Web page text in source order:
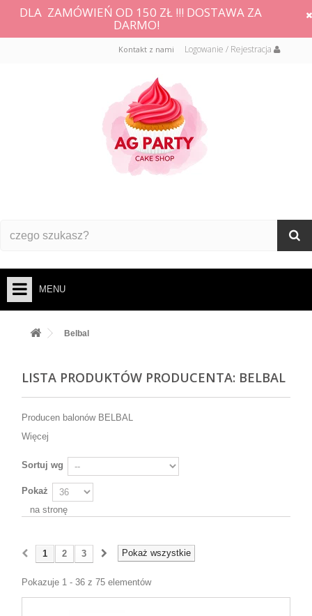
DLA ZAMÓWIEŃ OD 150 ZŁ !!! DOSTAWA ZA
DARMO!
Logowanie / Rejestracja
Kontakt z nami
MENU
I DODATKI SPOŻYWCZE
IMPREZOWE
/PRZEKŁADKI/WSPORNIKI/BANKETÓWKI
Z HELEM
Belbal
LISTA PRODUKTÓW PRODUCENTA: BELBAL
Producen balonów BELBAL
Więcej
Sortuj wg
Pokaż
na stronę
Pokaż wszystkie
1 2 3
Pokazuje 1 - 36 z 75 elementów